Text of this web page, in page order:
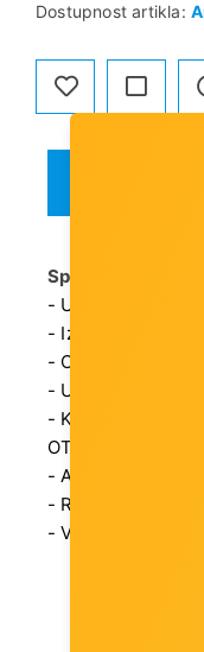
Dostupnost artikla:
Specifikacije
- Ulaz: USB-C 3.1
- Izlaz: USB 3.0 A
- OTG funkcija
- USB 3.0 brzina
- Kapacitet 10 nf
OTG funkcije
- Aluminijsko
- Remen protiv
- Veličina